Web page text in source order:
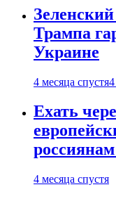
Трампа
Украине
4 месяца спустя
Ехать
4 месяца спустя